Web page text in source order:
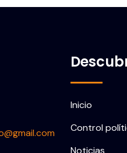
Inicio
Control
Noticias